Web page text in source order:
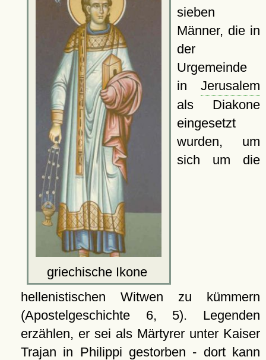
griechische Ikone
sieben
Männer, die in
der
Urgemeinde
in Jerusalem
als Diakone
eingesetzt
wurden, um
sich um die
hellenistischen Witwen zu kümmern
(Apostelgeschichte 6, 5). Legenden
erzählen, er sei als Märtyrer unter Kaiser
Trajan in Philippi gestorben - dort kann